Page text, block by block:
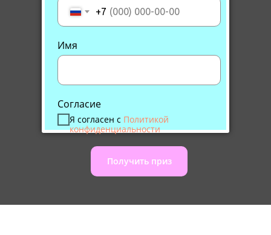
+7
Имя
Согласие
Я согласен с Политикой
конфиденциальности
Получить приз